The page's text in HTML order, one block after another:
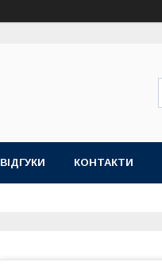
ВІДГУКИ КОНТАКТИ